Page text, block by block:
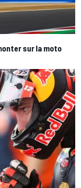
sur la moto